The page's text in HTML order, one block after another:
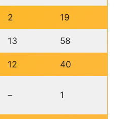
2 19
13 58
12 40
– 1